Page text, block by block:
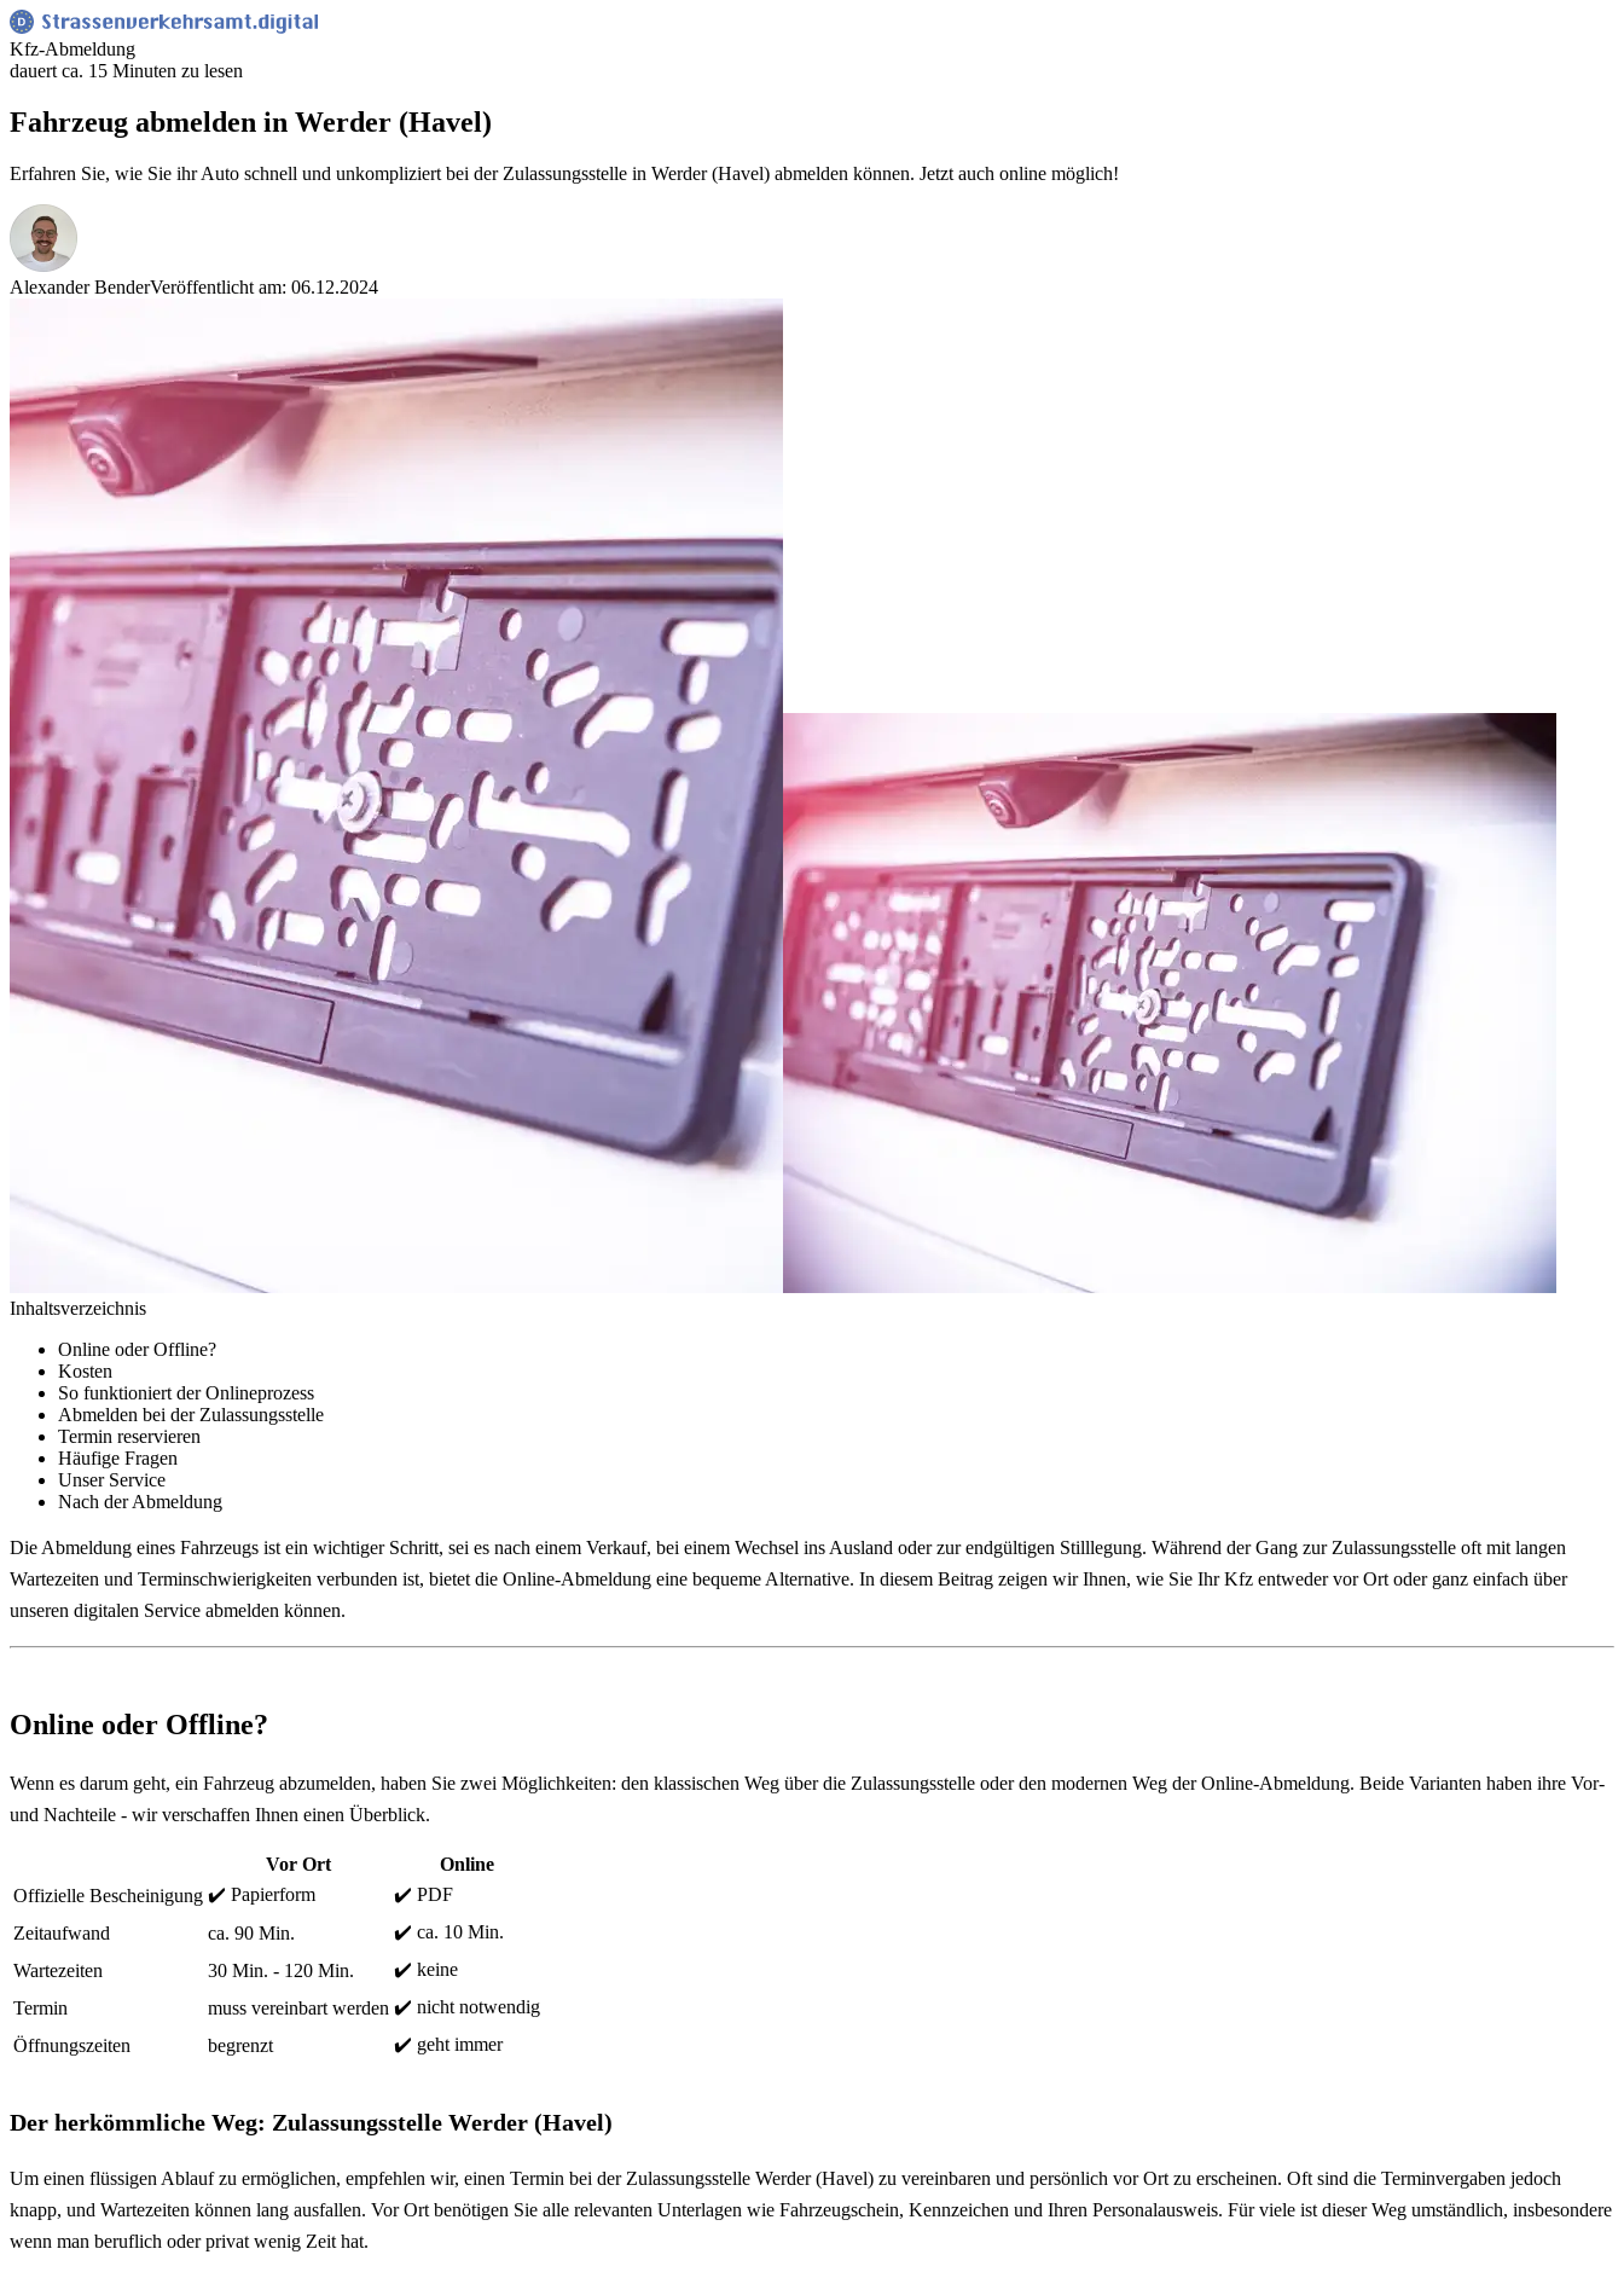
Kfz-Abmeldung
dauert ca. 15 Minuten zu lesen
Fahrzeug abmelden in Werder (Havel)
Erfahren Sie, wie Sie ihr Auto schnell und unkompliziert bei der Zulassungsstelle in Werder (Havel) abmelden können. Jetzt auch online möglich!
Alexander BenderVeröffentlicht am: 06.12.2024
Inhaltsverzeichnis
Online oder Offline?
Kosten
So funktioniert der Onlineprozess
Abmelden bei der Zulassungsstelle
Termin reservieren
Häufige Fragen
Unser Service
Nach der Abmeldung
Die Abmeldung eines Fahrzeugs ist ein wichtiger Schritt, sei es nach einem Verkauf, bei einem Wechsel ins Ausland oder zur endgültigen Stilllegung. Während der Gang zur Zulassungsstelle oft mit langen
Wartezeiten und Terminschwierigkeiten verbunden ist, bietet die Online-Abmeldung eine bequeme Alternative. In diesem Beitrag zeigen wir Ihnen, wie Sie Ihr Kfz entweder vor Ort oder ganz einfach über
unseren digitalen Service abmelden können.
Online oder Offline?
Wenn es darum geht, ein Fahrzeug abzumelden, haben Sie zwei Möglichkeiten: den klassischen Weg über die Zulassungsstelle oder den modernen Weg der Online-Abmeldung. Beide Varianten haben ihre Vor-
und Nachteile - wir verschaffen Ihnen einen Überblick.
Vor Ort
Online
Offizielle Bescheinigung ✔️ Papierform
✔️ PDF
Zeitaufwand
ca. 90 Min.
✔️ ca. 10 Min.
Wartezeiten
30 Min. - 120 Min.
✔️ keine
Termin
muss vereinbart werden ✔️ nicht notwendig
Öffnungszeiten
begrenzt ✔️ geht immer
Der herkömmliche Weg: Zulassungsstelle Werder (Havel)
Um einen flüssigen Ablauf zu ermöglichen, empfehlen wir, einen Termin bei der Zulassungsstelle Werder (Havel) zu vereinbaren und persönlich vor Ort zu erscheinen. Oft sind die Terminvergaben jedoch
knapp, und Wartezeiten können lang ausfallen. Vor Ort benötigen Sie alle relevanten Unterlagen wie Fahrzeugschein, Kennzeichen und Ihren Personalausweis. Für viele ist dieser Weg umständlich, insbesondere
wenn man beruflich oder privat wenig Zeit hat.